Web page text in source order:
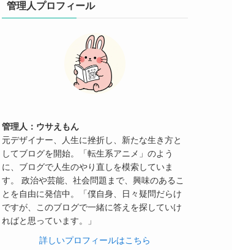
管理人プロフィール
管理人：ウサえもん
元デザイナー、人生に挫折し、新たな生き方と
してブログを開始。「転生系アニメ」のよう
に、ブログで人生のやり直しを模索していま
す。 政治や芸能、社会問題まで、興味のあるこ
とを自由に発信中。「僕自身、日々疑問だらけ
ですが、このブログで一緒に答えを探していけ
ればと思っています。」
詳しいプロフィールはこちら